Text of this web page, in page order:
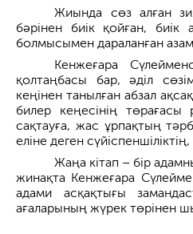
Жиында сөз алған
бәрінен биік қойған, биік
болмысымен дараланған
Кенжеғара
қолтаңбасы бар, әділ
кеңінен танылған абзал
билер кеңесінің төрағасы
сақтауға, жас ұрпақтың
еліне деген
Жаңа кітап – бір
жинақта Кенжеғара
адами асқақтығы
ағаларының жүрек төрінен